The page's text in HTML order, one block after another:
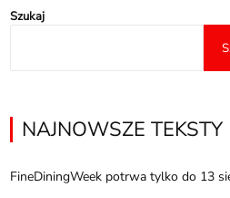
Szukaj
NAJNOWSZE TEKSTY
FineDiningWeek potrwa tylko do 13